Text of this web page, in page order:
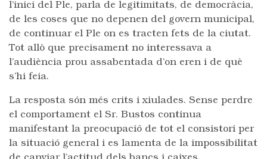
l’inici del Ple, parla de legitimitats, de democràcia,
de les coses que no depenen del govern municipal,
de continuar el Ple on es tracten fets de la ciutat.
Tot allò que precisament no interessava a
l’audiència prou assabentada d’on eren i de què
s’hi feia.
La resposta són més crits i xiulades. Sense perdre
el comportament el Sr. Bustos continua
manifestant la preocupació de tot el consistori per
la situació general i es lamenta de la impossibilitat